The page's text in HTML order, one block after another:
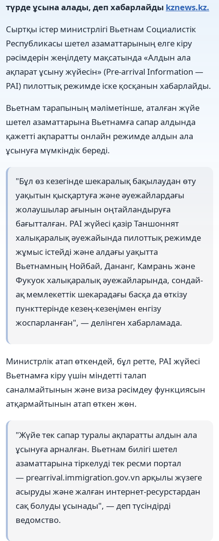
түрде ұсына алады, деп хабарлайды kznews.kz.
Сыртқы істер министрлігі Вьетнам Социалистік
Республикасы шетел азаматтарының елге кіру
рәсімдерін жеңілдету мақсатында «Алдын ала
ақпарат ұсыну жүйесін» (Pre-arrival Information —
PAI) пилоттық режимде іске қосқанын хабарлайды.
Вьетнам тарапының мәліметінше, аталған жүйе
шетел азаматтарына Вьетнамға сапар алдында
қажетті ақпаратты онлайн режимде алдын ала
ұсынуға мүмкіндік береді.
"Бұл өз кезегінде шекаралық бақылаудан өту
уақытын қысқартуға және әуежайлардағы
жолаушылар ағынын оңтайландыруға
бағытталған. PAI жүйесі қазір Таншоннят
халықаралық әуежайында пилоттық режимде
жұмыс істейді және алдағы уақытта
Вьетнамның Нойбай, Дананг, Камрань және
Фукуок халықаралық әуежайларында, сондай-
ақ мемлекеттік шекарадағы басқа да өткізу
пункттерінде кезең-кезеңімен енгізу
жоспарланған", — делінген хабарламада.
Министрлік атап өткендей, бұл ретте, PAI жүйесі
Вьетнамға кіру үшін міндетті талап
саналмайтынын және виза рәсімдеу функциясын
атқармайтынын атап өткен жөн.
"Жүйе тек сапар туралы ақпаратты алдын ала
ұсынуға арналған. Вьетнам билігі шетел
азаматтарына тіркелуді тек ресми портал
— prearrival.immigration.gov.vn арқылы жүзеге
асыруды және жалған интернет-ресурстардан
сақ болуды ұсынады", — деп түсіндірді
ведомство.